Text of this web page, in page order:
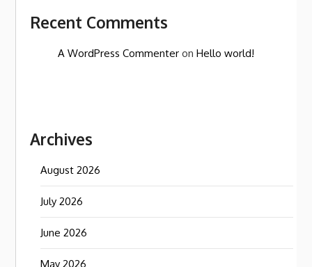
Recent Comments
A WordPress Commenter onHello world!
Archives
August 2026
July 2026
June 2026
May 2026